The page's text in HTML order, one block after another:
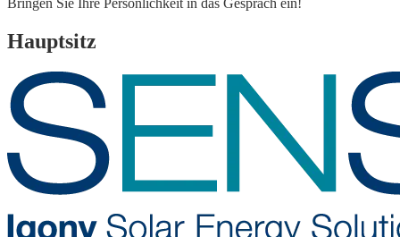
Bringen Sie Ihre Persönlichkeit in das Gespräch ein!
Hauptsitz